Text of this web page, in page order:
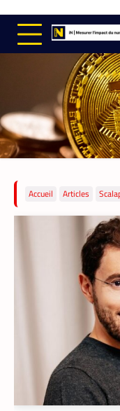
Accueil Articles
Mobile
deux cartes
Afrique
Armel
En
World au
de
accélérer
stables et
Data center :
un retour sur
La